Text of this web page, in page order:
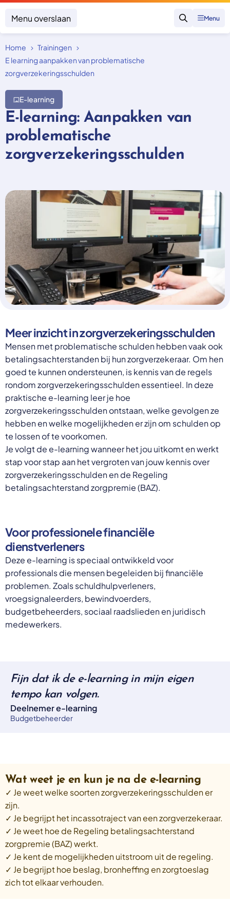
Menu overslaan
Zoeken
Menu
Klacht indienen
Zorgverzekering afsluiten
Zorgverzekering betalen
Vergoeding van zorg
Zorg in het buitenland
Nieuw in Nederland
Geen zorgverzekering
ondersteuning bieden bij schulden, niet
straffen
Schrap de opslag op de zorgpremie voor mensen die
niet kunnen betalen en bied proactieve
ondersteuning, zoals automatische zorgtoeslag. Zo
voorkomt de overheid schulden, vermindert stress
en blijft noodzakelijke zorg toegankelijk.
Lees meer
Focus en impact
Uitspraken
Trainingen
Over SKGZ
Nieuws
Casussen
Vacatures
Contact
Select a language
Nederlands
English
Deutsch
Polski
Romana
русский
Espanol
Francais
Home
Trainingen
E learning aanpakken van problematische
zorgverzekeringsschulden
E-learning: Aanpakken van
problematische
zorgverzekeringsschulden
E-learning
Meer inzicht in zorgverzekeringsschulden
Mensen met problematische schulden hebben vaak ook
betalingsachterstanden bij hun zorgverzekeraar. Om hen
goed te kunnen ondersteunen, is kennis van de regels
rondom zorgverzekeringsschulden essentieel. In deze
praktische e-learning leer je hoe
zorgverzekeringsschulden ontstaan, welke gevolgen ze
hebben en welke mogelijkheden er zijn om schulden op
te lossen of te voorkomen.
Je volgt de e-learning wanneer het jou uitkomt en werkt
stap voor stap aan het vergroten van jouw kennis over
zorgverzekeringsschulden en de Regeling
betalingsachterstand zorgpremie (BAZ).
Voor professionele financiële
dienstverleners
Deze e-learning is speciaal ontwikkeld voor
professionals die mensen begeleiden bij financiële
problemen. Zoals schuldhulpverleners,
vroegsignaleerders, bewindvoerders,
budgetbeheerders, sociaal raadslieden en juridisch
medewerkers.
Fijn dat ik de e-learning in mijn eigen
tempo kan volgen.
Deelnemer e-learning
Budgetbeheerder
Wat weet je en kun je na de e-learning
✓ Je weet welke soorten zorgverzekeringsschulden er
zijn.
✓ Je begrijpt het incassotraject van een zorgverzekeraar.
✓ Je weet hoe de Regeling betalingsachterstand
zorgpremie (BAZ) werkt.
✓ Je kent de mogelijkheden uitstroom uit de regeling.
✓ Je begrijpt hoe beslag, bronheffing en zorgtoeslag
zich tot elkaar verhouden.